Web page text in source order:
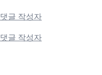
글 작성자
글 작성자